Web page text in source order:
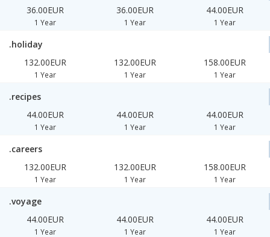
36.00EUR
1 Year
36.00EUR
1 Year
44.00EUR
1 Year
.holiday
132.00EUR
1 Year
132.00EUR
1 Year
158.00EUR
1 Year
.recipes
44.00EUR
1 Year
44.00EUR
1 Year
44.00EUR
1 Year
.careers
132.00EUR
1 Year
132.00EUR
1 Year
158.00EUR
1 Year
.voyage
44.00EUR
1 Year
44.00EUR
1 Year
44.00EUR
1 Year